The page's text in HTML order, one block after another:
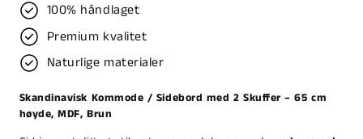
100% håndlaget
Premium kvalitet
Naturlige materialer
Skandinavisk Kommode / Sidebord med 2 Skuffer – 65 cm
høyde, MDF, Brun